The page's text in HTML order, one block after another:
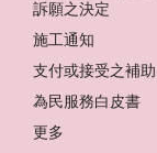
訴願之決定
施工通知
支付或接受之補助
為民服務白皮書
更多